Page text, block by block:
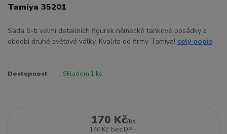
Tamiya 35201
Sada 6-ti velmi detailních figurek německé tankové posádky z
období druhé světové války. Kvalita od firmy Tamiya! celý popis
Dostupnost Skladem 1 ks
170 Kč/ks
140 Kč bez DPH